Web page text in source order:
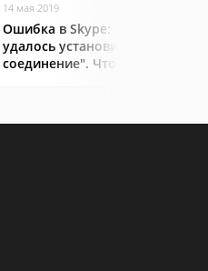
14 мая 2019
Ошибка в Skype: "Не
удалось установить
соединение". Что делать?